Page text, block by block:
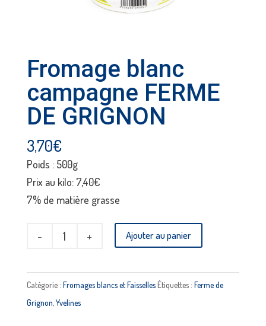
Fromage blanc
campagne FERME
DE GRIGNON
3,70€
Poids : 500g
Prix au kilo: 7,40€
7% de matière grasse
quantité
blanc
campagne
Ajouter au panier
Catégorie : Fromages blancs et FaissellesÉtiquettes : Ferme de
Grignon,Yvelines